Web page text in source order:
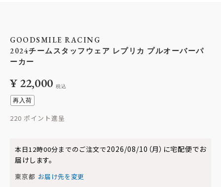
GOODSMILE RACING
2024チームスタッフウェア レプリカ プルオーバーパ
ーカー
¥22,000 税込
再入荷
220
本日12時00分までのご注文で2026/08/10（月） に宅配便でお
届けします。
東京都 お届け先を変更